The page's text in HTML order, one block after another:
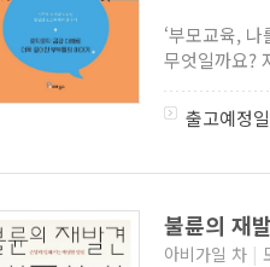
‘부모교육,
무엇일까요?
출고예정
불륜의 재
아비가일 차 |